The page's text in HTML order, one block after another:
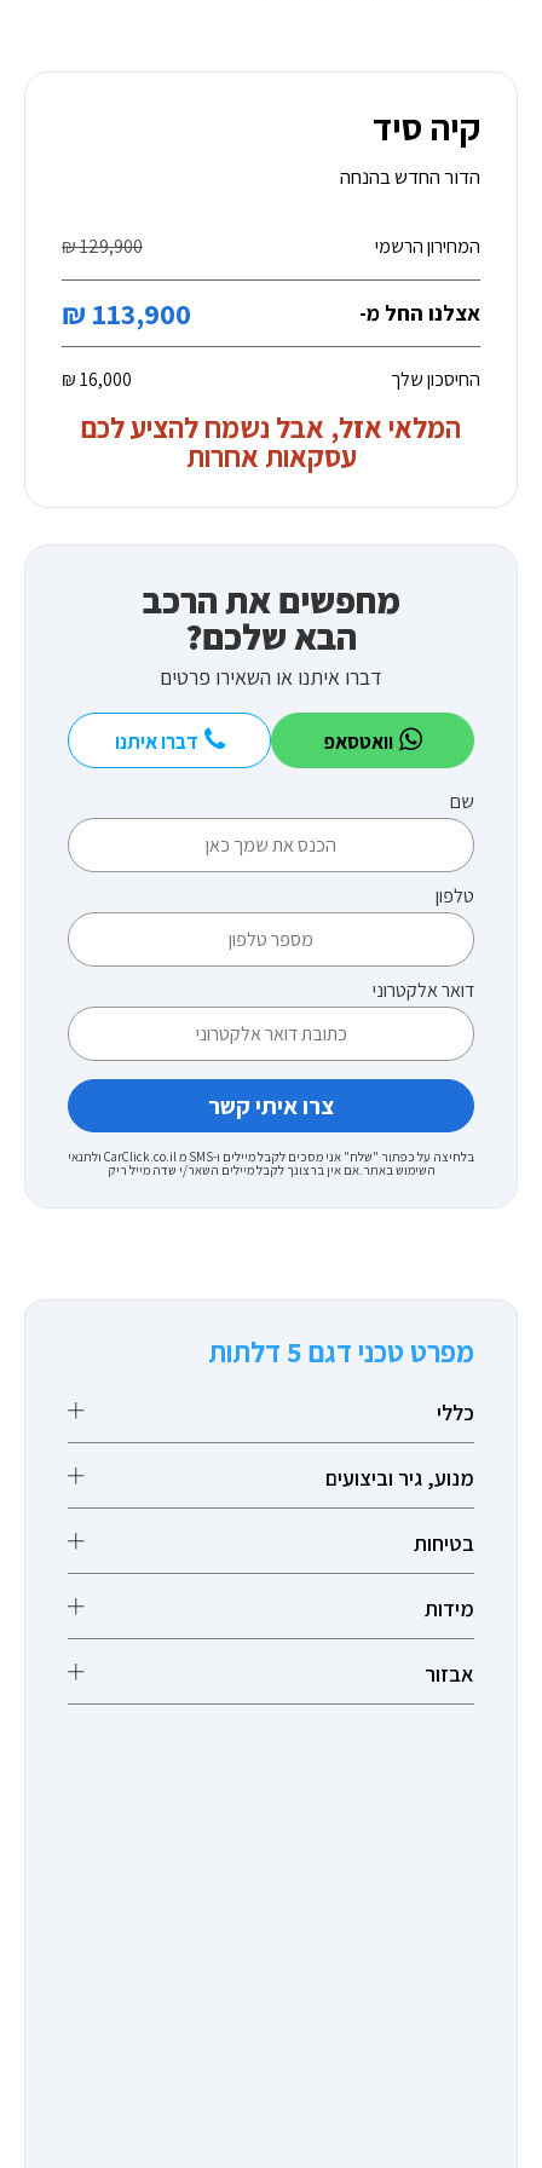
קיה סיד
הדור החדש בהנחה
המחירון הרשמי 129,900 ₪
אצלנו החל מ- 113,900 ₪
החיסכון שלך 16,000 ₪
המלאי אזל, אבל נשמח להציע לכם
עסקאות אחרות
מחפשים את הרכב
הבא שלכם?
דברו איתנו או השאירו פרטים
וואטסאפ דברו איתנו
שם
טלפון
דואר אלקטרוני
בלחיצה על כפתור "שלח" אני מסכים לקבל מיילים ו-SMS מ CarClick.co.il ולתנאי
השימוש באתר.אם אין ברצונך לקבל מיילים השאר/י שדה מייל ריק
מפרט טכני דגם 5 דלתות
כללי
מנוע, גיר וביצועים
בטיחות
מידות
אבזור